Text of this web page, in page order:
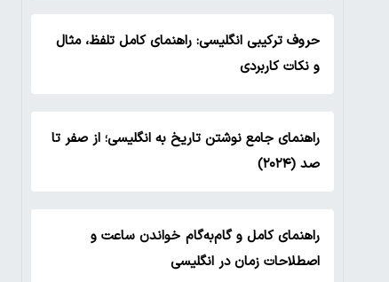
حروف ترکیبی انگلیسی: راهنمای کامل تلفظ، مثال
و نکات کاربردی
راهنمای جامع نوشتن تاریخ به انگلیسی؛ از صفر تا
صد (۲۰۲۴)
راهنمای کامل و گام‌به‌گام خواندن ساعت و
اصطلاحات زمان در انگلیسی